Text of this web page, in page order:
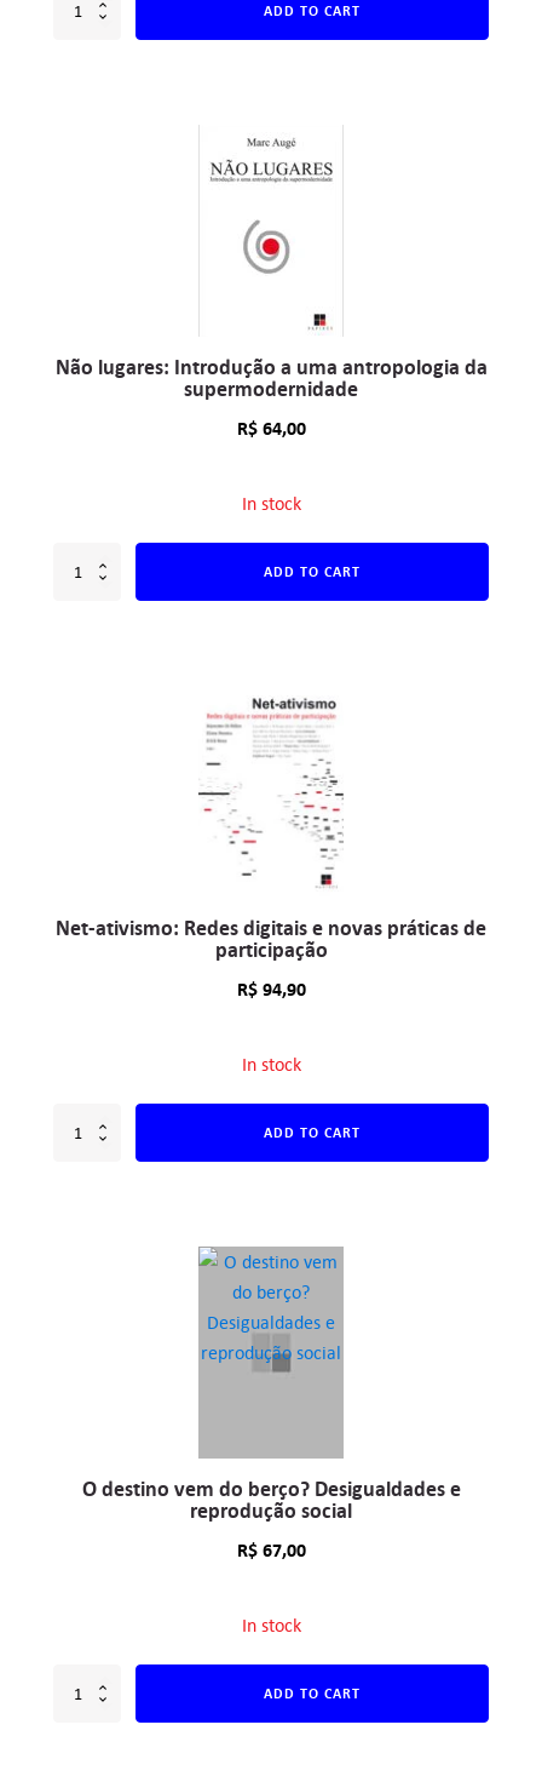
ADD TO CART
Não lugares: Introdução a uma antropologia da
supermodernidade
R$64,00
In stock
ADD TO CART
Net-ativismo: Redes digitais e novas práticas de
participação
R$94,90
In stock
ADD TO CART
O destino vem do berço? Desigualdades e
reprodução social
R$67,00
In stock
ADD TO CART